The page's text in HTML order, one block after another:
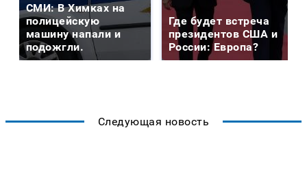
СМИ: В Химках на
полицейскую
машину напали и
подожгли.
Где будет встреча
президентов США и
России: Европа?
Следующая новость